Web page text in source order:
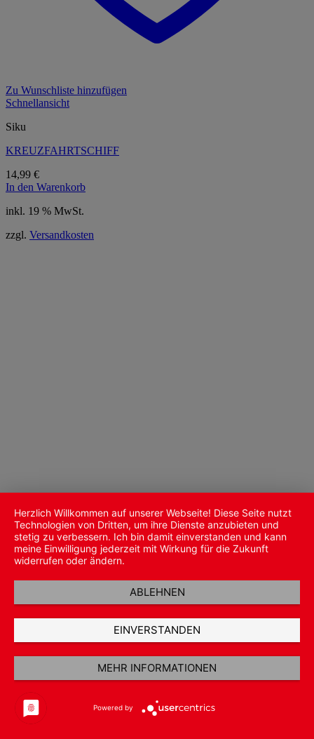
Zu Wunschliste hinzufügen
Schnellansicht
Siku
KREUZFAHRTSCHIFF
14,99 €
In den Warenkorb
inkl. 19 % MwSt.
zzgl. Versandkosten
Herzlich Willkommen auf unserer Webseite! Diese Seite nutzt
Technologien von Dritten, um ihre Dienste anzubieten und
stetig zu verbessern. Ich bin damit einverstanden und kann
meine Einwilligung jederzeit mit Wirkung für die Zukunft
widerrufen oder ändern.
ABLEHNEN
EINVERSTANDEN
MEHR INFORMATIONEN
Powered by